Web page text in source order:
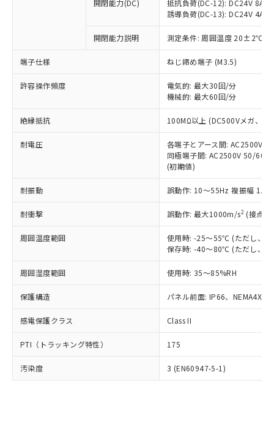
開閉能力(DC)
抵抗負荷(DC-12): DC24V 8A/
誘導負荷(DC-13): DC24V 4A/
開閉能力説明 測定条件: 周囲温度 20±2℃、
端子仕様 ねじ締め端子 (M3.5)
許容操作頻度
電気的: 最大30回/分
機械的: 最大60回/分
絶縁抵抗 100MΩ以上 (DC500Vメガ、点
耐電圧
各端子とアース間: AC2500V
同極端子間: AC2500V 50/
(初期値)
耐振動 誤動作: 10～55Hz 複振幅
耐衝撃 誤動作: 最大1000m/s2 (接点
周囲温度範囲
使用時: -25～55℃ (ただし、氷
保存時: -40～80℃ (ただし、氷
周囲湿度範囲 使用時: 35～85%RH
保護構造 パネル前面: IP66、NEMA4X,
感電保護クラス Class II
PTI（トラッキング特性） 175
汚染度 3 (EN60947-5-1)
ことをご了承ください。
在庫状況および標準価格照会結果は、
記載している更新日時点での社内デー
タに基づき作成されるものであり、閲
覧された時点での実際の在庫および標
準価格とは異なる場合があることをご
正式な納期状況および標準価格はお客
様のお取引先、またはお客様担当のオ
ムロン制御機器販売店・当社販売員に
オムロン制御機器販売店や当社販売拠
販売ネットワーク
」をご確認
在庫状況および標準価格結果を当社の
事前の承諾なく第三者に漏洩または開
示しないようお願いします。
マイパーツ機能（部品リスト作成サー
ビス）をご利用いただくには、I-Web
メンバーズにご登録されている必要が
お客様が当ウェブサイト上で当社にご
登録された部品リストについて、当社
および当社の共同利用者が、当社の製
品・サービスに関するお客様との取
引・商談に必要な範囲で利用すること
をご了承ください。
※当社の共同利用者とは、"個人情報
の「1.共同利
用者の範囲」に記載されている法人を
むを得ず変更することがあります。
*EU RoHS指令（10物質）：
鉛(Pb) 1000ppm以下、 水銀(Hg) 1000ppm以下、 カド
ミウム(Cd) 100ppm以下、
六価クロム(Cr(Ⅵ)) 1000ppm以下、ポリ臭化ビフェニル
類(PBB) 1000ppm以下、ポリ臭化ジフェニルエーテル類
(PBDE) 1000ppm以下、フタル酸ビス(2-エチルヘキシ
ル) (DEHP)(別名：DOP) 1000ppm以下、フタル酸ブチ
(DIBP) 1000ppm以下
但し、RoHS指令で産業用監視および制御機器に対する
フタル酸エステル類の４物質については閾値を超える意
図的な使用がないことを確認しています。
部品在庫の切り替え状況などにより、予定
月が前後することがあります。
※3 非含有証明書ダウンロード
下記の非含有証明書をダウンロードするこ
とができます。
EU RoHS指令（10物質）の非含有証明書
51物質の非含有証明書（当社基準）
※本証明書は発行日時点で非含有を証明す
「－」：未確認です。当社販売部門へお問
*中国RoHS10物質の基準値 (GB/T26572)：
Pb(鉛) :1000ppm、 Hg(水銀) : 1000ppm、 Cd(カドミウ
ニル類) : 1000ppm、 PBDEs(ポリ臭化ジフェニルエーテ
DBP(フタル酸ジブチル) : 1000ppm、 DIBP(フタル酸ジ
イソブチル) : 1000ppm、 BBP(フタル酸ブチルベンジ
ル) : 1000ppm、
DEHP(フタル酸ビス(2-エチルヘキシル)) : 1000ppm
「ｅ」：有害物質（10物質）のすべてが基
準値以下であることを示します。
「10」：通常の使用状況下において有害物
質が外部に漏えいし、環境に深刻な影響を
及ぼさない年数を意味します。
「－」：未確認です。当社販売部門へお問
い合わせください。
当社は、これら貴社製品のうち、外国
為替および外国貿易法に定める商品
（以下｢規制貨物等」という）を輸出
または国外への提供する場合は、日本
国政府の輸出許可(または役務取引許
可)を取得するなどの必要な手続きを
当社は規制貨物を破棄する場合は、完
全に破砕するなど、違法に輸出されな
いよう必要な手段を講じます。
当社は貴社製品を、核兵器、ミサイ
ル、化学兵器、生物兵器またはその他
武器並びにこれらの製造装置等に一切
当社は、貴社製品を第三者に販売する
場合は、上記1、2および3の内容を当
該第三者に通知します。また当社は、
販売先および販売に係わる関係者が違
法に輸出するおそれがある場合は、取
り引きをいたしません。
○ 一定数以上の在庫あり
一定数には満たないが在庫あり
在庫なし(最新の在庫状況につ
いては、お客様のお取引先、ま
たはお客様担当のオムロン制御
機器販売店・当社販売員にご確
白
受注生産機種、また在庫状況の
情報を公開していない機種